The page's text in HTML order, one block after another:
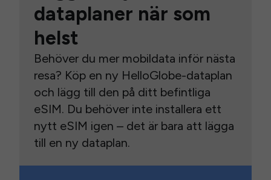
dataplaner när som
helst
Behöver du mer mobildata inför nästa
resa? Köp en ny HelloGlobe-dataplan
och lägg till den på ditt befintliga
eSIM. Du behöver inte installera ett
nytt eSIM igen – det är bara att lägga
till en ny dataplan.